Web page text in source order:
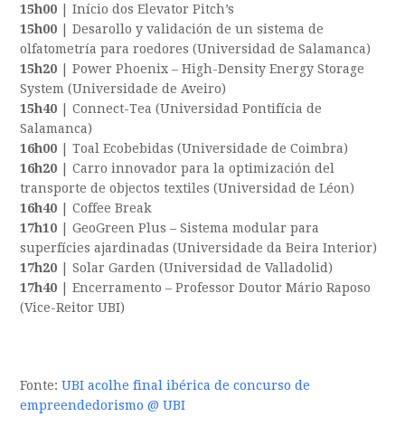
15h00 | Início dos Elevator Pitch’s
15h00 | Desarollo y validación de un sistema de
olfatometría para roedores (Universidad de Salamanca)
15h20 | Power Phoenix – High-Density Energy Storage
System (Universidade de Aveiro)
15h40 | Connect-Tea (Universidad Pontifícia de
Salamanca)
16h00 | Toal Ecobebidas (Universidade de Coimbra)
16h20 | Carro innovador para la optimización del
transporte de objectos textiles (Universidad de Léon)
16h40 | Coffee Break
17h10 | GeoGreen Plus – Sistema modular para
superfícies ajardinadas (Universidade da Beira Interior)
17h20 | Solar Garden (Universidad de Valladolid)
17h40 | Encerramento – Professor Doutor Mário Raposo
(Vice-Reitor UBI)
Fonte:UBI acolhe final ibérica de concurso de
empreendedorismo @ UBI